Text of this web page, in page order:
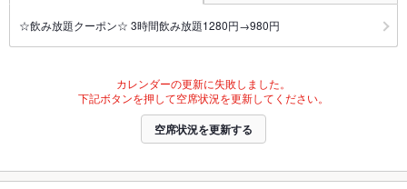
☆飲み放題クーポン☆ 3時間飲み放題1280円→980円
カレンダーの更新に失敗しました。
下記ボタンを押して空席状況を更新してください。
空席状況を更新する